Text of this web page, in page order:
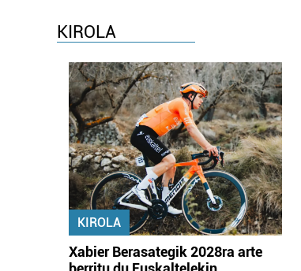
KIROLA
KIROLA
Xabier Berasategik 2028ra arte